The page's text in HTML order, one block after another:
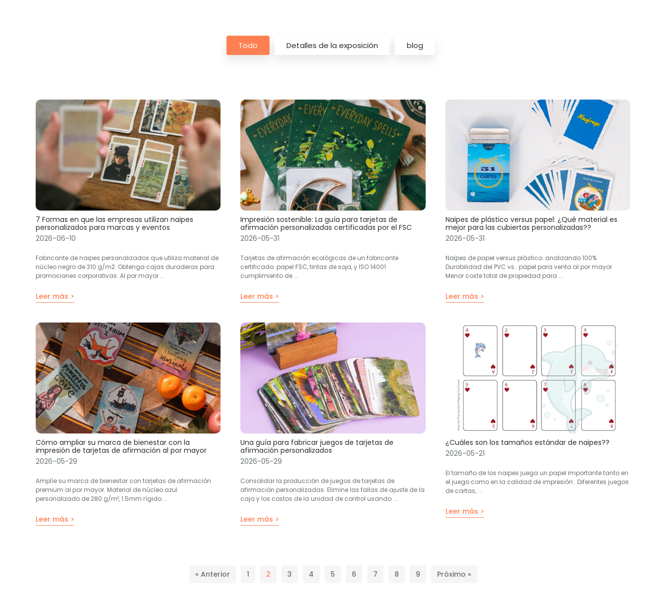
Todo Detalles de la exposición blog
7 Formas en que las empresas utilizan naipes
personalizados para marcas y eventos
2026-06-10
Fabricante de naipes personalizados que utiliza material de
núcleo negro de 310 g/m2. Obtenga cajas duraderas para
promociones corporativas. Al por mayor ...
Leer más >
Impresión sostenible: La guía para tarjetas de
afirmación personalizadas certificadas por el FSC
2026-05-31
Tarjetas de afirmación ecológicas de un fabricante
certificado. papel FSC, tintas de soja, y ISO 14001
cumplimiento de ...
Leer más >
Naipes de plástico versus papel: ¿Qué material es
mejor para las cubiertas personalizadas??
2026-05-31
Naipes de papel versus plástico: analizando 100%
Durabilidad del PVC vs.. papel para venta al por mayor.
Menor coste total de propiedad para ...
Leer más >
Cómo ampliar su marca de bienestar con la
impresión de tarjetas de afirmación al por mayor
2026-05-29
Amplíe su marca de bienestar con tarjetas de afirmación
premium al por mayor. Material de núcleo azul
personalizado de 280 g/m², 1.5mm rígido ...
Leer más >
Una guía para fabricar juegos de tarjetas de
afirmación personalizados
2026-05-29
Consolidar la producción de juegos de tarjetas de
afirmación personalizadas. Elimine las fallas de ajuste de la
caja y los costos de la unidad de control usando ...
Leer más >
¿Cuáles son los tamaños estándar de naipes??
2026-05-21
El tamaño de los naipes juega un papel importante tanto en
el juego como en la calidad de impresión.. Diferentes juegos
de cartas, ...
Leer más >
« Anterior 1 2 3 4 5 6 7 8 9 Próximo »